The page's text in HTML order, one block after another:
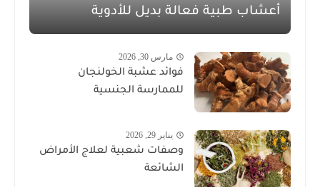
أعشاب طبية فعالة بديل للأدوية
مارس 30, 2026
فوائد عشبة الخولنجان
للممارسة الجنسية
يناير 29, 2026
وصفات شعبية لعلاج الأمراض
الشائعة